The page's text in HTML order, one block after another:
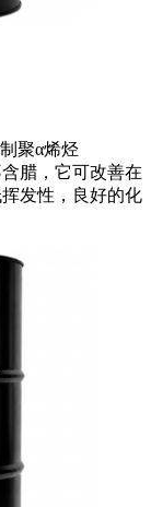
聚α烯烃
腊，它可改善在
发性，良好的化